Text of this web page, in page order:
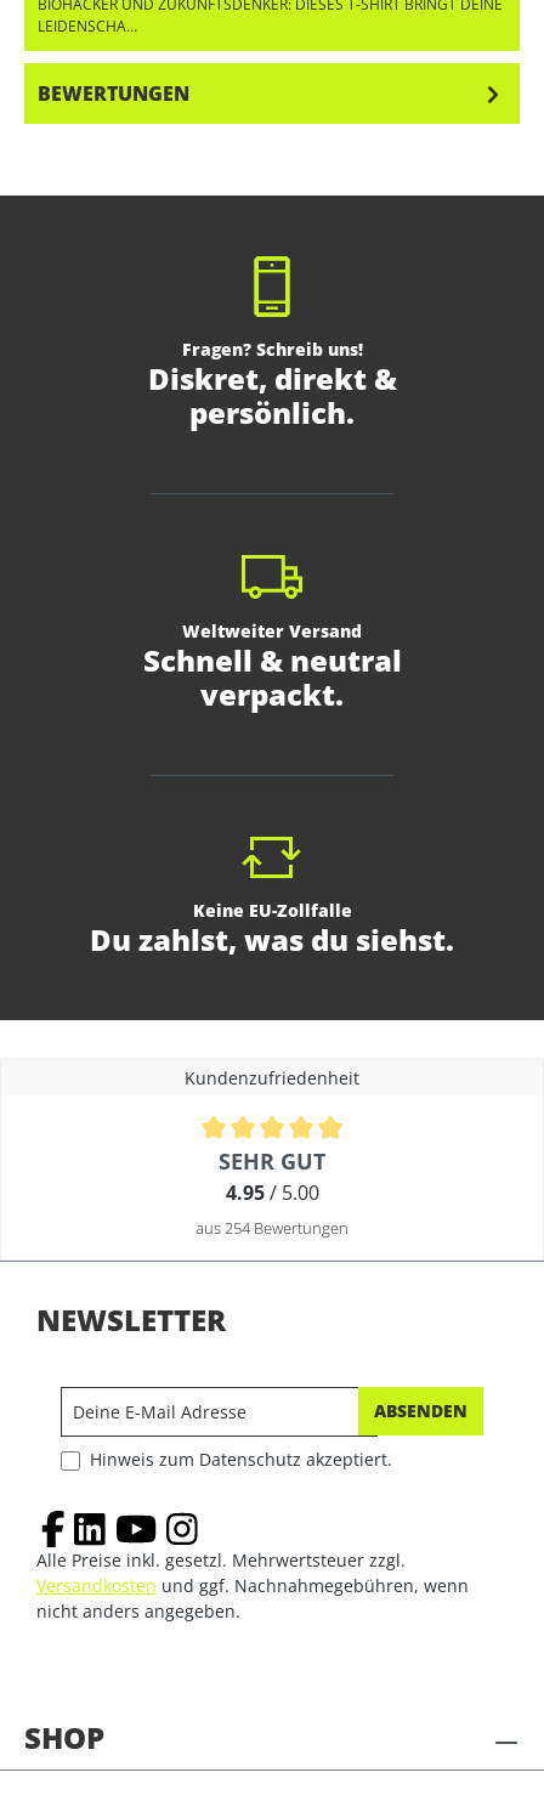
BIOHACKER UND ZUKUNFTSDENKER: DIESES T-SHIRT BRINGT DEINE
LEIDENSCHA…
BEWERTUNGEN
Fragen? Schreib uns!
Diskret, direkt &
persönlich.
Weltweiter Versand
Schnell & neutral
verpackt.
Keine EU-Zollfalle
Du zahlst, was du siehst.
Kundenzufriedenheit
Durchschnittliche Bewertung von 4.9 von 5 Sternen
SEHR GUT
4.95/ 5.00
aus 254 Bewertungen
SHOP
NEWSLETTER
ABSENDEN
Hinweis zum Datenschutz akzeptiert.
Alle Preise inkl. gesetzl. Mehrwertsteuer zzgl.
Versandkosten und ggf. Nachnahmegebühren, wenn
nicht anders angegeben.